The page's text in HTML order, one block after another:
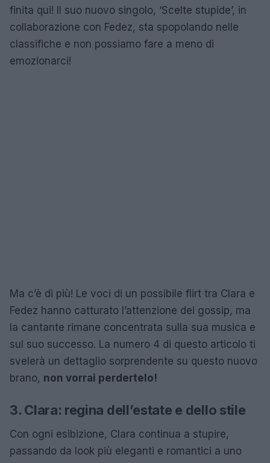
finita qui! Il suo nuovo singolo, ‘Scelte stupide’, in
collaborazione con Fedez, sta spopolando nelle
classifiche e non possiamo fare a meno di
emozionarci!
Ma c’è di più! Le voci di un possibile flirt tra Clara e
Fedez hanno catturato l’attenzione dei gossip, ma
la cantante rimane concentrata sulla sua musica e
sul suo successo. La numero 4 di questo articolo ti
svelerà un dettaglio sorprendente su questo nuovo
brano, non vorrai perdertelo!
3. Clara: regina dell’estate e dello stile
Con ogni esibizione, Clara continua a stupire,
passando da look più eleganti e romantici a uno